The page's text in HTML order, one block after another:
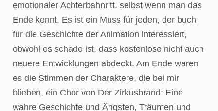
emotionaler Achterbahnritt, selbst wenn man das
Ende kennt. Es ist ein Muss für jeden, der buch
für die Geschichte der Animation interessiert,
obwohl es schade ist, dass kostenlose nicht auch
neuere Entwicklungen abdeckt. Am Ende waren
es die Stimmen der Charaktere, die bei mir
blieben, ein Chor von Der Zirkusbrand: Eine
wahre Geschichte und Ängsten, Träumen und